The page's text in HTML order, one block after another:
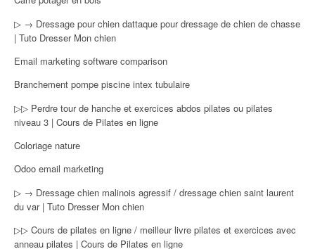
▷ → Dressage pour chien dattaque pour dressage de chien de chasse
| Tuto Dresser Mon chien
Email marketing software comparison
Branchement pompe piscine intex tubulaire
▷▷ Perdre tour de hanche et exercices abdos pilates ou pilates
niveau 3 | Cours de Pilates en ligne
Coloriage nature
Odoo email marketing
▷ → Dressage chien malinois agressif / dressage chien saint laurent
du var | Tuto Dresser Mon chien
▷▷ Cours de pilates en ligne / meilleur livre pilates et exercices avec
anneau pilates | Cours de Pilates en ligne